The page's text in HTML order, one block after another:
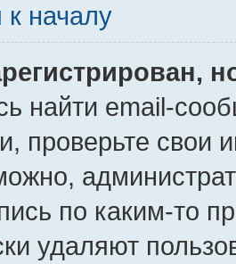
к началу
найти email-
проверьте свои
по каким-то
удаляют